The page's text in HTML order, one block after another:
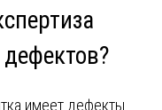
имеет дефекты